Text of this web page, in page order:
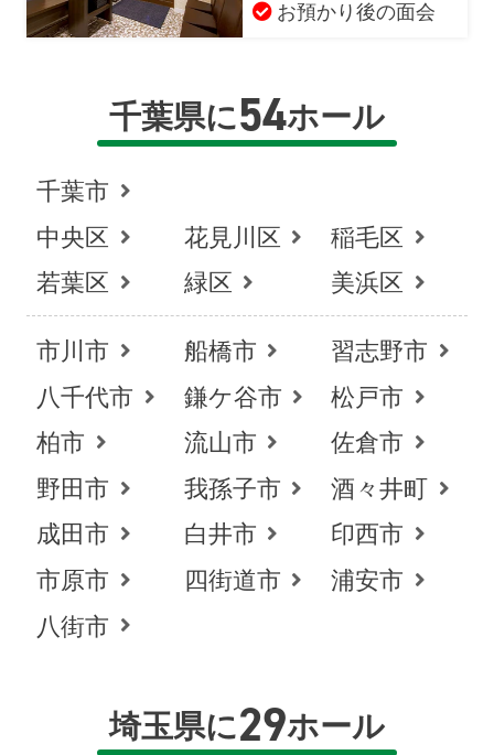
お預かり後の面会
千葉県に54ホール
千葉市
中央区
花見川区
稲毛区
若葉区
緑区 美浜区
市川市 船橋市
習志野市
八千代市
鎌ケ谷市
松戸市
柏市
流山市
佐倉市
野田市
我孫子市
酒々井町
成田市
白井市
印西市
市原市
四街道市
浦安市
八街市
埼玉県に29ホール